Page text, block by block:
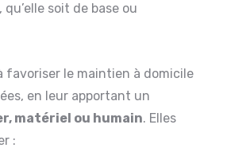
soit de base ou
favoriser le maintien à domicile
en leur apportant un
matériel ou humain. Elles
: